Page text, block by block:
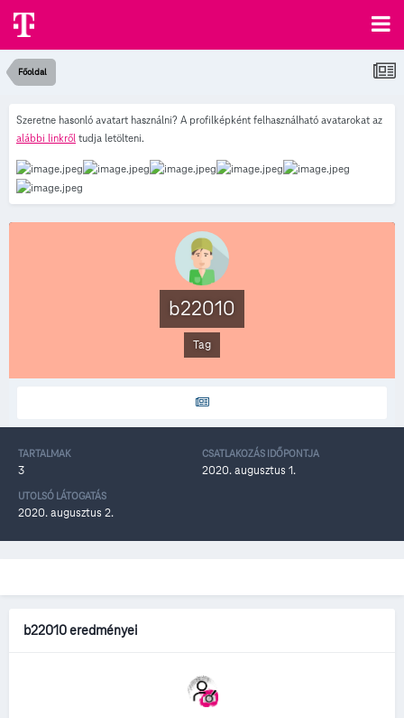
Főoldal
Szeretne hasonló avatart használni? A profilképként felhasználható avatarokat az
alábbi linkről tudja letölteni.
b22010
Tag
TARTALMAK
3
CSATLAKOZÁS IDŐPONTJA
2020. augusztus 1.
UTOLSÓ LÁTOGATÁS
2020. augusztus 2.
b22010 eredményei